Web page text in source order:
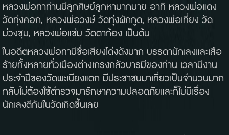
หลวงพ่อทาท่านมีลูกศิษย์ลูกหามากมาย อาทิ หลวงพ่อแดง
วัดทุ่งคอก, หลวงพ่อวงษ์ วัดทุ่งผักกูด, หลวงพ่อเที่ยง วัด
ม่วงชุม, หลวงพ่อแช่ม วัดตาก้อง เป็นต้น
ในอดีตหลวงพ่อทามีชื่อเสียงโด่งดังมาก บรรดานักเลงและเสือ
ร้ายทั้งหลายทั่วเมืองต่างเกรงกลัวบารมีของท่าน เวลามีงาน
ประจำปีของวัดพะเนียงแตก มีประชาชนมาเที่ยวเป็นจำนวนมาก
กลับไม่ต้องใช้ตำรวจมารักษาความปลอดภัยและก็ไม่มีเรื่อง
นักเลงตีกันในวัดเกิดขึ้นเลย